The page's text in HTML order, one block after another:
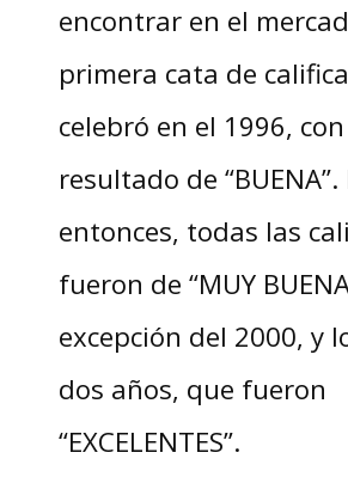
encontrar en el
primera cata de
celebró en el 1996,
resultado de “BUENA”.
entonces, todas las
fueron de “MUY
excepción del 2000, y
dos años, que fueron
“EXCELENTES”.